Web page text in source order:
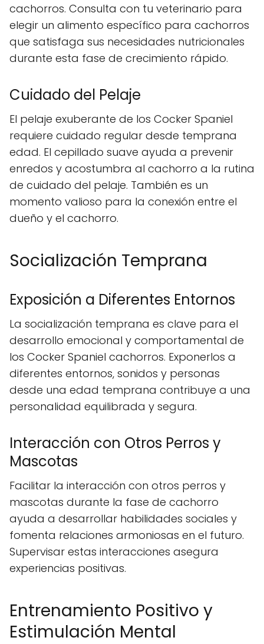
cachorros. Consulta con tu veterinario para
elegir un alimento específico para cachorros
que satisfaga sus necesidades nutricionales
durante esta fase de crecimiento rápido.
Cuidado del Pelaje
El pelaje exuberante de los Cocker Spaniel
requiere cuidado regular desde temprana
edad. El cepillado suave ayuda a prevenir
enredos y acostumbra al cachorro a la rutina
de cuidado del pelaje. También es un
momento valioso para la conexión entre el
dueño y el cachorro.
Socialización Temprana
Exposición a Diferentes Entornos
La socialización temprana es clave para el
desarrollo emocional y comportamental de
los Cocker Spaniel cachorros. Exponerlos a
diferentes entornos, sonidos y personas
desde una edad temprana contribuye a una
personalidad equilibrada y segura.
Interacción con Otros Perros y
Mascotas
Facilitar la interacción con otros perros y
mascotas durante la fase de cachorro
ayuda a desarrollar habilidades sociales y
fomenta relaciones armoniosas en el futuro.
Supervisar estas interacciones asegura
experiencias positivas.
Entrenamiento Positivo y
Estimulación Mental